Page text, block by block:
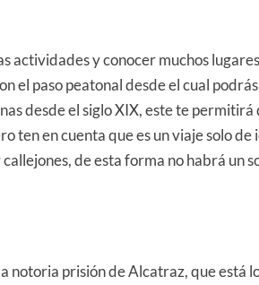
actividades y conocer muchos
el paso peatonal desde el cual
desde el siglo XIX, este te
ten en cuenta que es un viaje solo de
de esta forma no habrá un
notoria prisión de Alcatraz, que está